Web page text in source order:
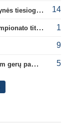
Konferencijų lyga: „Žalgiris“ – „Hajduk“ (rungtynės tiesiogiai) 14
B. Mendy: „Darau ką noriu su savo pasaulio čempionato titulu“ 1
9
A. Tapinas: „Iš europinio lygio komandos gavom gerų pamokų“ 5